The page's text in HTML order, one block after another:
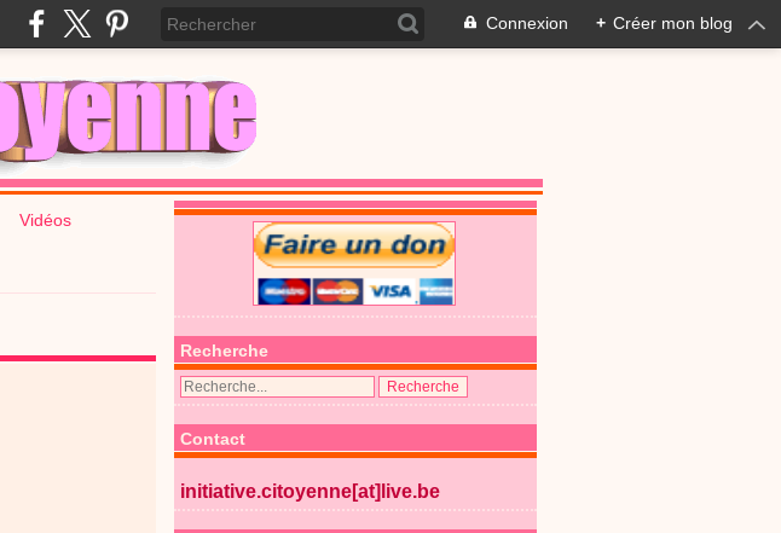
Connexion + Créer mon blog
Vidéos
Recherche
Contact
initiative.citoyenne[at]live.be